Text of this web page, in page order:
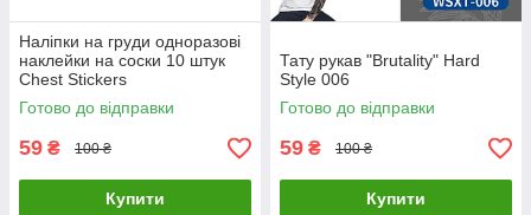
Наліпки на груди одноразові
наклейки на соски 10 штук
Chest Stickers
Готово до відправки
59 ₴ 100 ₴
Купити
Тату рукав "Brutality" Hard
Style 006
Готово до відправки
59 ₴ 100 ₴
Купити